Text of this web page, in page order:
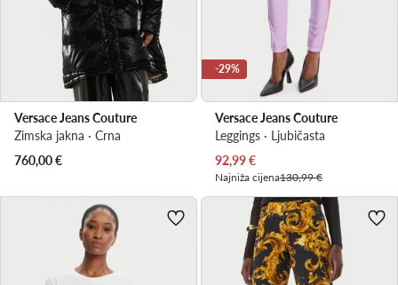
Versace Jeans Couture
Zimska jakna · Crna
760,00€
-29%
Versace Jeans Couture
Leggings · Ljubičasta
Trenutna cijena
92,99€
Najniža cijena130,99 €